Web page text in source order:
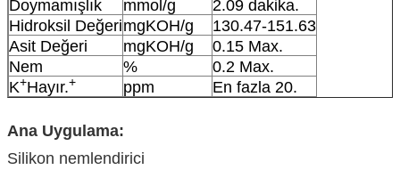
Doymamışlık
mmol/g
2.09 dakika.
Hidroksil DeğerimgKOH/g
130.47-151.63
Asit Değeri
mgKOH/g
0.15 Max.
Nem
%
0.2 Max.
K+Hayır.+ ppm En fazla 20.
Ana Uygulama:
Silikon nemlendirici